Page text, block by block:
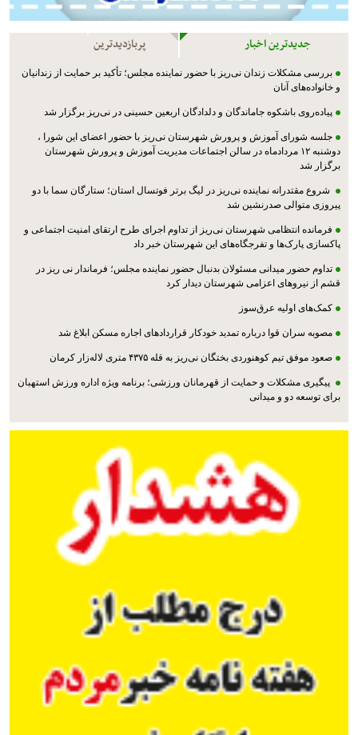
جدیدترین اخبار پربازدیدترین
بررسی مشکلات زندان نی‌ریز با حضور نماینده مجلس؛ تأکید بر حمایت از زندانیان
و خانواده‌های آنان
پیاده‌روی باشکوه جاماندگان و دلدادگان اربعین حسینی در نی‌ریز برگزار شد
جلسه شورای آموزش و پرورش شهرستان نی‌ریز با حضور اعضای این شورا ،
دوشنبه ۱۲ مردادماه در سالن اجتماعات مدیریت آموزش و پرورش شهرستان
برگزار شد
شروع مقتدرانه نماینده نی‌ریز در لیگ برتر فوتسال استان؛ ستارگان سما با دو
پیروزی متوالی صدرنشین شد
فرمانده انتظامی شهرستان نی‌ریز از تداوم اجرای طرح ارتقای امنیت اجتماعی و
پاکسازی پارک‌ها و تفرجگاه‌های این شهرستان خبر داد
تداوم حضور میدانی مسئولان بدنبال حضور نماینده مجلس؛ فرماندار نی ریز در
قشم از نیروهای اعزامی شهرستان دیدار کرد
کمک‌های اولیه عرق‌سوز
مصوبه سران قوا درباره تمدید خودکار قراردادهای اجاره مسکن ابلاغ شد
صعود موفق تیم کوهنوردی بختگان نی‌ریز به قله ۴۳۷۵ متری لاله‌زار کرمان
پیگیری مشکلات و حمایت از قهرمانان ورزشی؛ برنامه ویژه اداره ورزش استهبان
برای توسعه دو و میدانی